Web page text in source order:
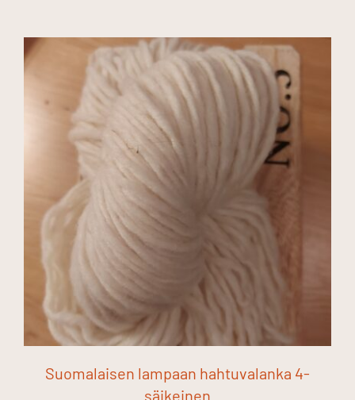
Suomalaisen lampaan hahtuvalanka 4-
säikeinen